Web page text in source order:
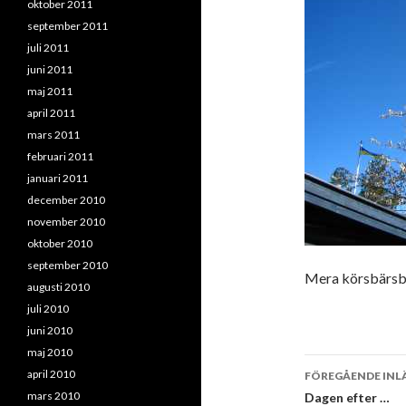
Mera
FÖREGÅENDE
Dagen efter …
oktober 2011
september 2011
juli 2011
juni 2011
maj 2011
april 2011
mars 2011
februari 2011
januari 2011
december 2010
november 2010
oktober 2010
september 2010
augusti 2010
juli 2010
juni 2010
maj 2010
april 2010
mars 2010